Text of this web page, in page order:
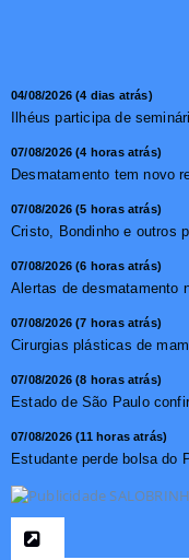
04/08/2026 (4 dias atrás)
07/08/2026 (4 horas atrás)
07/08/2026 (5 horas atrás)
07/08/2026 (6 horas atrás)
07/08/2026 (7 horas atrás)
07/08/2026 (8 horas atrás)
07/08/2026 (11 horas atrás)